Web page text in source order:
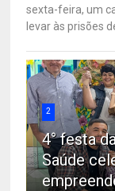
sexta-feira, um
levar às prisões
2
4° festa
Saúde